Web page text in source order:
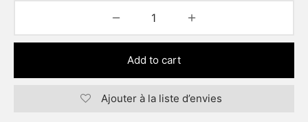
Add to cart
Ajouter à la liste d’envies